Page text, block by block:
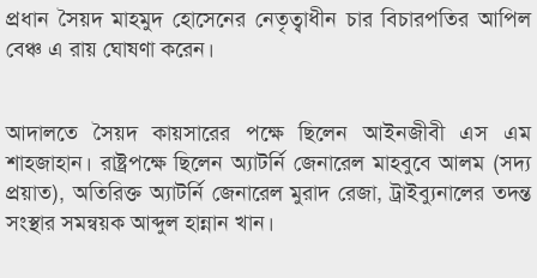
প্রধান সৈয়দ মাহমুদ হোসেনের নেতৃত্বাধীন চার বিচারপতির আপিল
বেঞ্চ এ রায় ঘোষণা করেন।
আদালতে সৈয়দ কায়সারের পক্ষে ছিলেন আইনজীবী এস এম
শাহজাহান। রাষ্ট্রপক্ষে ছিলেন অ্যাটর্নি জেনারেল মাহবুবে আলম (সদ্য
প্রয়াত), অতিরিক্ত অ্যাটর্নি জেনারেল মুরাদ রেজা, ট্রাইব্যুনালের তদন্ত
সংস্থার সমন্বয়ক আব্দুল হান্নান খান।